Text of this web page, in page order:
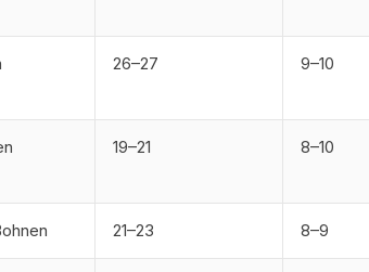
26–27 9–10
19–21 8–10
21–23 8–9